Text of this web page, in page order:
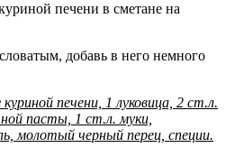
добавь в него немного
куриной печени, 1 луковица, 2 ст.л.
пасты, 1 ст.л. муки,
молотый черный перец, специи.